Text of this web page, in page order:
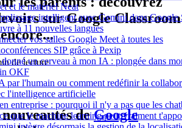
et le matériel Neat
intelligent avec Gemini dans Google
à 11 nouvelles langues
vos salles Google Meet à toutes les
SIP grâce à Pexip
donné un cerveau à mon IA : plongée dans
OKF
par l'humain ou comment redéfinir la
l'intelligence artificielle
entreprise : pourquoi il n'y a pas que les
que le machine learning peut vraiment
sur Google Classroom
de lecture
deGoogle